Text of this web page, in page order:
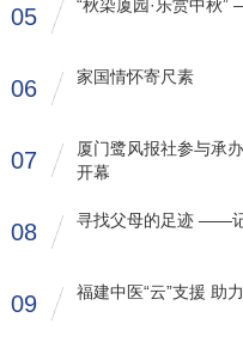
05 “秋染厦园·乐赏中秋
06 家国情怀寄尺素
07
厦门鹭风报社参与承
开幕
08 寻找父母的足迹 ——
09 福建中医“云”支援 助